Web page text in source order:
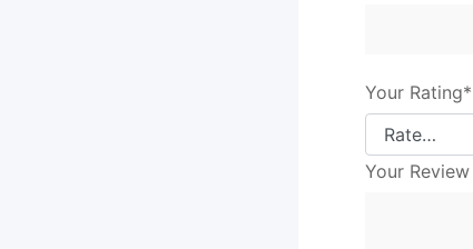
Your Rating*
Your Review